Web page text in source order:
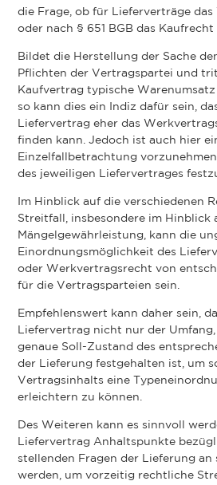
die Frage, ob für Lieferverträge
oder nach § 651 BGB das
Bildet die Herstellung der Sache
Pflichten der Vertragspartei und
Kaufvertrag typische
so kann dies ein Indiz dafür sein,
Liefervertrag eher das
finden kann. Jedoch ist auch hier
Einzelfallbetrachtung
des jeweiligen Liefervertrages
Im Hinblick auf die verschiedenen
Streitfall, insbesondere im Hinblick
Mängelgewährleistung, kann die
Einordnungsmöglichkeit des
oder Werkvertragsrecht von
für die Vertragsparteien sein.
Empfehlenswert kann daher sein,
Liefervertrag nicht nur der
genaue Soll-Zustand des
der Lieferung festgehalten ist, um
Vertragsinhalts eine
erleichtern zu können.
Des Weiteren kann es sinnvoll
Liefervertrag Anhaltspunkte
stellenden Fragen der Lieferung an
werden, um vorzeitig rechtliche